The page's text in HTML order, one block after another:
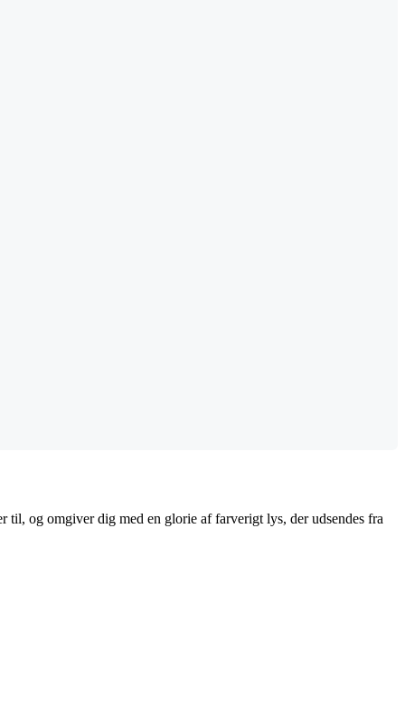
og omgiver dig med en glorie af farverigt lys, der udsendes fra